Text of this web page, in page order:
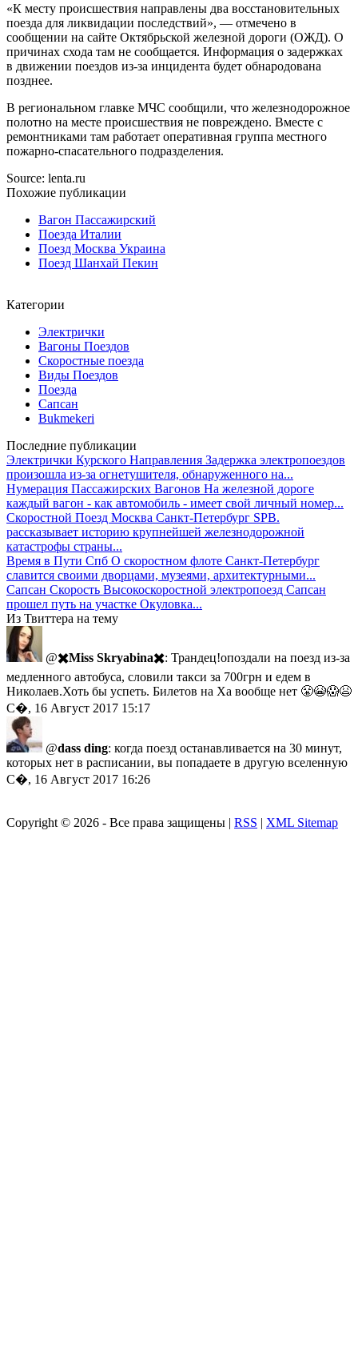
«К месту происшествия направлены два восстановительных
поезда для ликвидации последствий», — отмечено в
сообщении на сайте Октябрьской железной дороги (ОЖД). О
причинах схода там не сообщается. Информация о задержках
в движении поездов из-за инцидента будет обнародована
позднее.
В региональном главке МЧС сообщили, что железнодорожное
полотно на месте происшествия не повреждено. Вместе с
ремонтниками там работает оперативная группа местного
пожарно-спасательного подразделения.
Source: lenta.ru
Похожие публикации
Вагон Пассажирский
Поезда Италии
Поезд Москва Украина
Поезд Шанхай Пекин
Категории
Электрички
Вагоны Поездов
Скоростные поезда
Виды Поездов
Поезда
Сапсан
Bukmekeri
Последние публикации
Электрички Курского Направления Задержка электропоездов
произошла из-за огнетушителя, обнаруженного на...
Нумерация Пассажирских Вагонов На железной дороге
каждый вагон - как автомобиль - имеет свой личный номер...
Скоростной Поезд Москва Санкт-Петербург SPB.
рассказывает историю крупнейшей железнодорожной
катастрофы страны...
Время в Пути Спб О скоростном флоте Санкт-Петербург
славится своими дворцами, музеями, архитектурными...
Сапсан Скорость Высокоскоростной электропоезд Сапсан
прошел путь на участке Окуловка...
Из Твиттера на тему
@✖️Miss Skryabina✖️: Трандец!опоздали на поезд из-за
медленного автобуса, словили такси за 700грн и едем в
Николаев.Хоть бы успеть. Билетов на Ха вообще нет 😤😭😱😫
С�, 16 Август 2017 15:17
@dass ding: когда поезд останавливается на 30 минут,
которых нет в расписании, вы попадаете в другую вселенную
С�, 16 Август 2017 16:26
Copyright © 2026 - Все права защищены | RSS | XML Sitemap